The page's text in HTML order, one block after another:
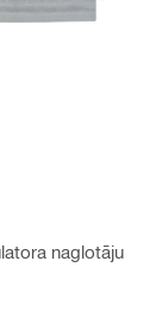
naglotāju